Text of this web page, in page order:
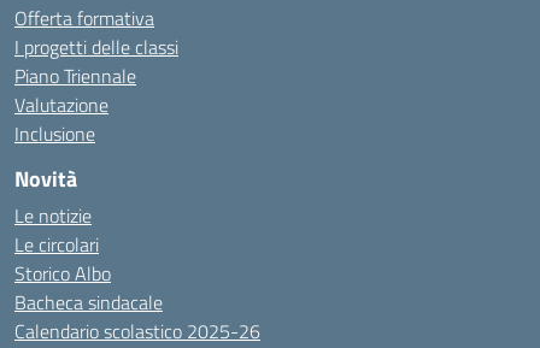
Offerta formativa
I progetti delle classi
Piano Triennale
Valutazione
Inclusione
Novità
Le notizie
Le circolari
Storico Albo
Bacheca sindacale
Calendario scolastico 2025-26